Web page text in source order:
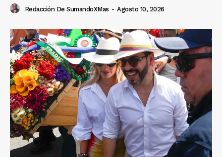
Redacción De SumandoXMas - Agosto 10, 2026